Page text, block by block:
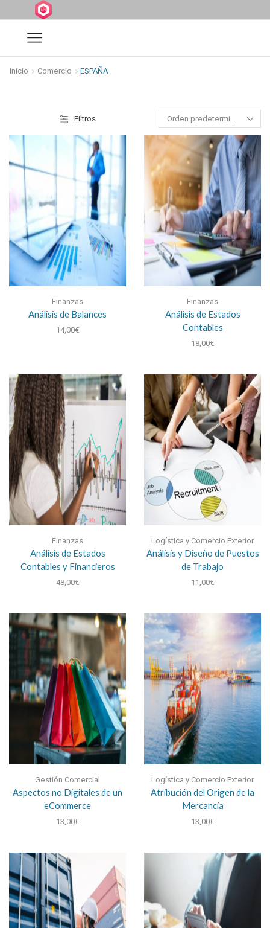
Inicio Comercio ESPAÑA
Filtros
Finanzas
Análisis de Balances
14,00€
Finanzas
Análisis de Estados
Contables
18,00€
Finanzas
Análisis de Estados
Contables y Financieros
48,00€
Logística y Comercio Exterior
Análisis y Diseño de Puestos
de Trabajo
11,00€
Gestión Comercial
Aspectos no Digitales de un
eCommerce
13,00€
Logística y Comercio Exterior
Atribución del Origen de la
Mercancía
13,00€